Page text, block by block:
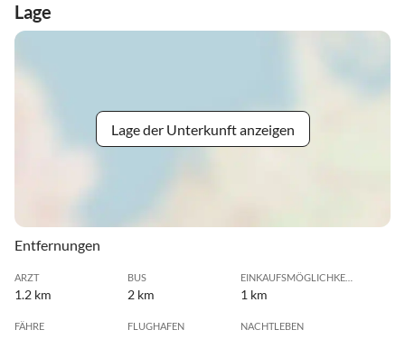
Lage
Lage der Unterkunft anzeigen
Entfernungen
ARZT
1.2 km
BUS
2 km
EINKAUFSMÖGLICHKEIT
1 km
FÄHRE FLUGHAFEN NACHTLEBEN